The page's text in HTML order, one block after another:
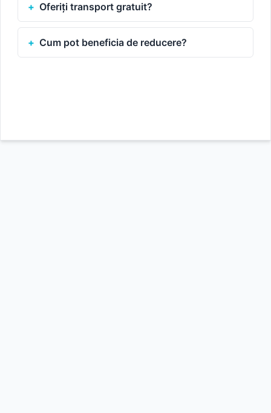
Oferiți transport gratuit?
Cum pot beneficia de reducere?